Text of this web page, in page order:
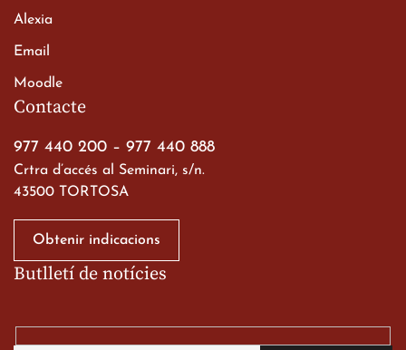
a les ciutats imperials
alumnes al Tortosa
Contacte
977 440 200 – 977 440 888
Crtra d’accés al Seminari, s/n.
43500 TORTOSA
Obtenir indicacions
Alexia
Email
Moodle
Butlletí de notícies